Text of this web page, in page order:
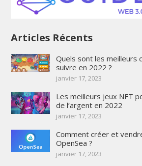
Articles Récents
Quels sont les meilleurs
suivre en 2022 ?
janvier 17, 2023
Les meilleurs jeux NFT
de l’argent en 2022
janvier 17, 2023
Comment créer et
OpenSea ?
janvier 17, 2023